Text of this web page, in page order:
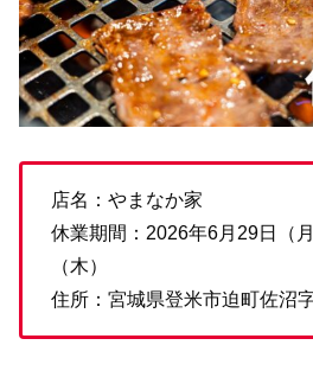
店名：やまなか家
休業期間：2026年6月29日（
（木）
住所：宮城県登米市迫町佐沼